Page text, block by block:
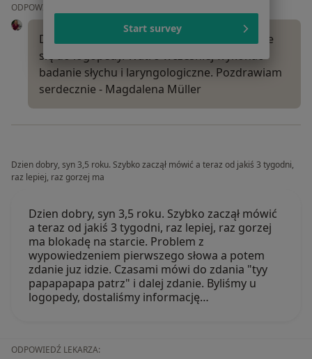
ODPOWIEDŹ LEKARZA:
Dobry wieczór, bardzo dobrze, że wybieracie
się do logopedy. Watro wcześniej wykonać
badanie słychu i laryngologiczne. Pozdrawiam
serdecznie - Magdalena Müller
Dzien dobry, syn 3,5 roku. Szybko zaczął mówić a teraz od jakiś 3 tygodni,
raz lepiej, raz gorzej ma
Dzien dobry, syn 3,5 roku. Szybko zaczął mówić
a teraz od jakiś 3 tygodni, raz lepiej, raz gorzej
ma blokadę na starcie. Problem z
wypowiedzeniem pierwszego słowa a potem
zdanie juz idzie. Czasami mówi do zdania "tyy
papapapapa patrz" i dalej zdanie. Byliśmy u
logopedy, dostaliśmy informację…
ODPOWIEDŹ LEKARZA:
Start survey